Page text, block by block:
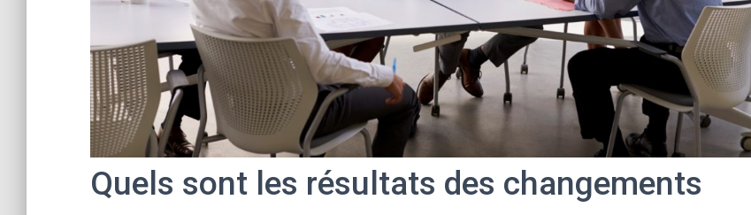
Quels sont les résultats des changements